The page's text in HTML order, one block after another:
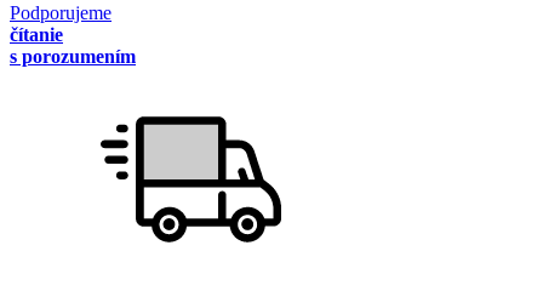
Podporujeme
čítanie
s porozumením